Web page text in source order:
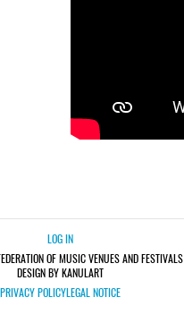
LOG IN
OF MUSIC VENUES AND FESTIVALS
DESIGN BY KANULART
PRIVACY POLICYLEGAL NOTICE